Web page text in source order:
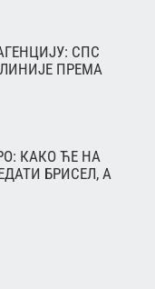
СПС
ПРЕМА
КАКО ЋЕ НА
БРИСЕЛ, А